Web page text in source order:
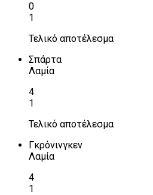
0
1
Τελικό αποτέλεσμα
Σπάρτα
Λαμία
4
1
Τελικό αποτέλεσμα
Γκρόνινγκεν
Λαμία
4
1